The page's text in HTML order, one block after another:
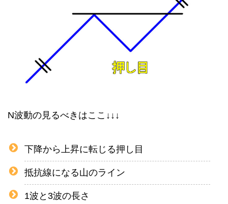
N波動の見るべきはここ↓↓↓
下降から上昇に転じる押し目
抵抗線になる山のライン
1波と3波の長さ